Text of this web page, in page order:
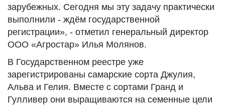
зарубежных. Сегодня мы эту задачу практически
выполнили - ждём государственной
регистрации», - отметил генеральный директор
ООО «Агростар» Илья Молянов.
В Государственном реестре уже
зарегистрированы самарские сорта Джулия,
Альва и Гелия. Вместе с сортами Гранд и
Гулливер они выращиваются на семенные цели